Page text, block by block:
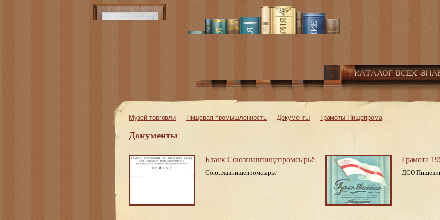
Музей торговли — Пищевая промышленность — Документы — Грамоты Пищепрома
Документы
Бланк Союзглавпищепромсырьё
Союзглавпищепромсырьё
Грамота
ДСО